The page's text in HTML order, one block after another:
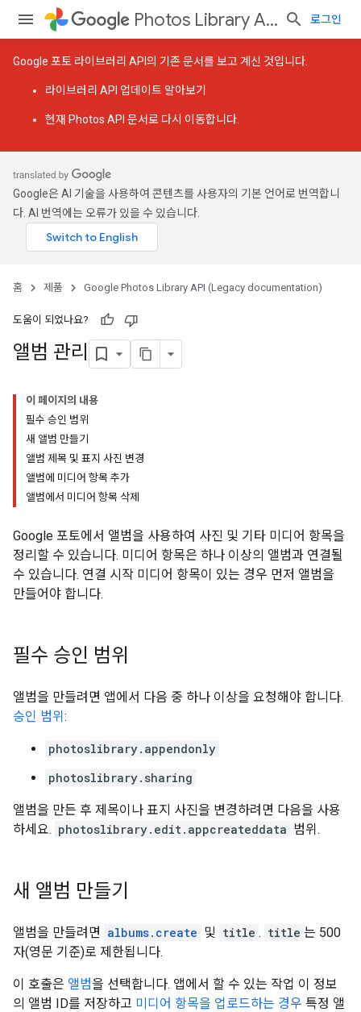
Photos Library API (Legacy documentation) 로그인
Google 포토 라이브러리 API의 기존 문서를 보고 계신 것입니다.
라이브러리 API 업데이트 알아보기
현재 Photos API 문서로 다시 이동합니다.
Google은 AI 기술을 사용하여 콘텐츠를 사용자의 기본 언어로 번역합니
다. AI 번역에는 오류가 있을 수 있습니다.
홈 제품 Google Photos Library API (Legacy documentation)
도움이 되었나요?
앨범 관리
이 페이지의 내용
필수 승인 범위
새 앨범 만들기
앨범 제목 및 표지 사진 변경
앨범에 미디어 항목 추가
앨범에서 미디어 항목 삭제
Google 포토에서 앨범을 사용하여 사진 및 기타 미디어 항목을
정리할 수 있습니다. 미디어 항목은 하나 이상의 앨범과 연결될
수 있습니다. 연결 시작 미디어 항목이 있는 경우 먼저 앨범을
만들어야 합니다.
필수 승인 범위
앨범을 만들려면 앱에서 다음 중 하나 이상을 요청해야 합니다.
승인 범위 :
photoslibrary.appendonly
photoslibrary.sharing
앨범을 만든 후 제목이나 표지 사진을 변경하려면 다음을 사용
하세요. photoslibrary.edit.appcreateddata 범위.
새 앨범 만들기
앨범을 만들려면 albums.create 및 title . title 는 500
자(영문 기준)로 제한됩니다.
이 호출은 앨범을 선택합니다. 앱에서 할 수 있는 작업 이 정보
의 앨범 ID를 저장하고 미디어 항목을 업로드하는 경우 특정 앨